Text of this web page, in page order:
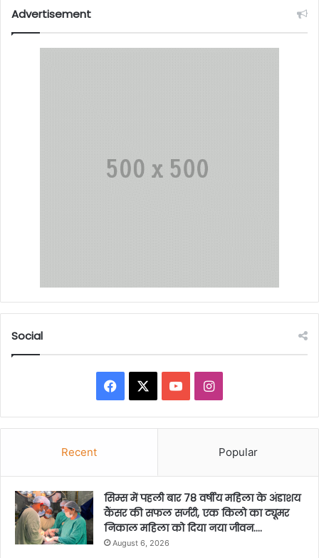
Advertisement
Social
Facebook YouTubeInstagram
Recent Popular
सिम्स में पहली बार 78 वर्षीय महिला के अंडाशय
कैंसर की सफल सर्जरी, एक किलो का ट्यूमर
निकाल महिला को दिया नया जीवन….
August 6, 2026